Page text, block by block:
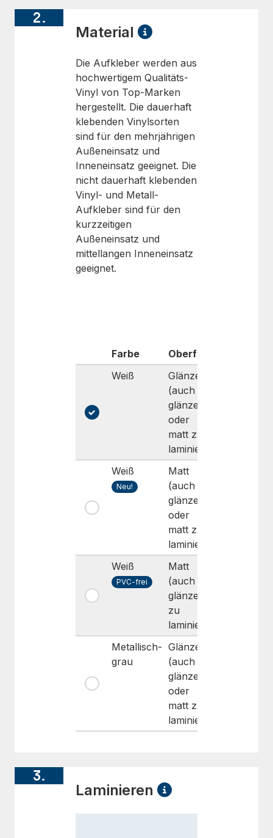
2.
Material
Die Aufkleber werden aus
hochwertigem Qualitäts-
Vinyl von Top-Marken
hergestellt. Die dauerhaft
klebenden Vinylsorten
sind für den mehrjährigen
Außeneinsatz und
Inneneinsatz geeignet. Die
nicht dauerhaft klebenden
Vinyl- und Metall-
Aufkleber sind für den
kurzzeitigen
Außeneinsatz und
mittellangen Inneneinsatz
geeignet.
Farbe Oberfläche
Weiß
Glänzend
(auch
glänzend
oder
matt zu
laminieren)
Weiß
Neu!
Matt
(auch
glänzend
oder
matt zu
laminieren)
Weiß
PVC-frei
Matt
(auch
glänzend
zu
laminieren)
Metallisch-
grau
Glänzend
(auch
glänzend
oder
matt zu
laminieren)
3.
Laminieren